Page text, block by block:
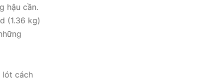
hậu cần.
(1.36 kg)
lót cách